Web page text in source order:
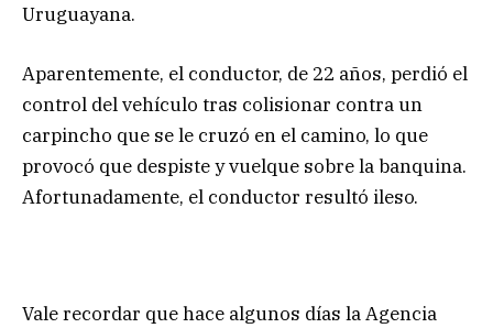
Uruguayana.
Aparentemente, el conductor, de 22 años, perdió el
control del vehículo tras colisionar contra un
carpincho que se le cruzó en el camino, lo que
provocó que despiste y vuelque sobre la banquina.
Afortunadamente, el conductor resultó ileso.
Vale recordar que hace algunos días la Agencia